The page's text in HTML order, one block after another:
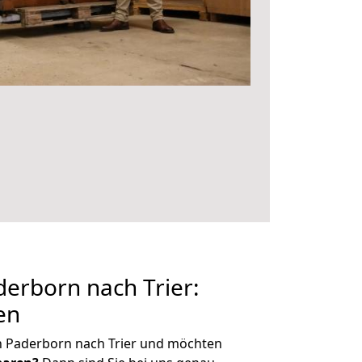
nach Trier:
Paderborn nach Trier und möchten